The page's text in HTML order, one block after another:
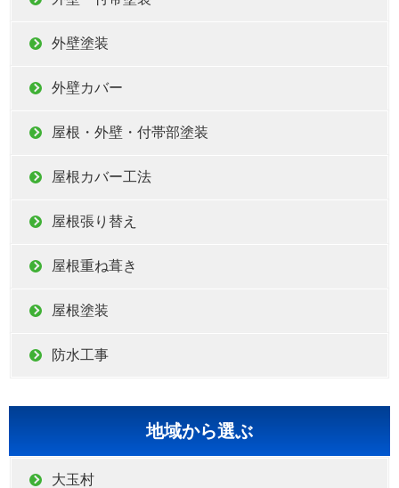
外壁塗装
外壁カバー
屋根・外壁・付帯部塗装
屋根カバー工法
屋根張り替え
屋根重ね葺き
屋根塗装
防水工事
地域から選ぶ
大玉村